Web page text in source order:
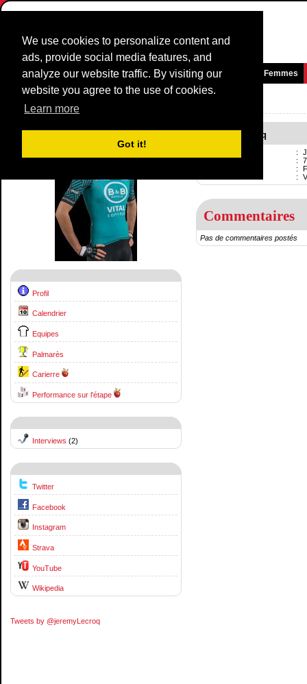
We use cookies to personalize content and
ads, provide social media features, and
analyze our website traffic. By visiting our
website you agree to the use of cookies.
Learn more
Got it!
Page d'accueil News et média Jeux Courses Equipes Femmes
Coureurs Profil:
Profil
Calendrier
Equipes
Palmarès
Carierre
Performance sur l'étape
Interviews (2)
Twitter
Facebook
Instagram
Strava
YouTube
Wikipedia
Tweets by @jeremyLecroq
Jérémy Lecroq
:
Né
:
:
:
Commentaires
Pas de commentaires postés